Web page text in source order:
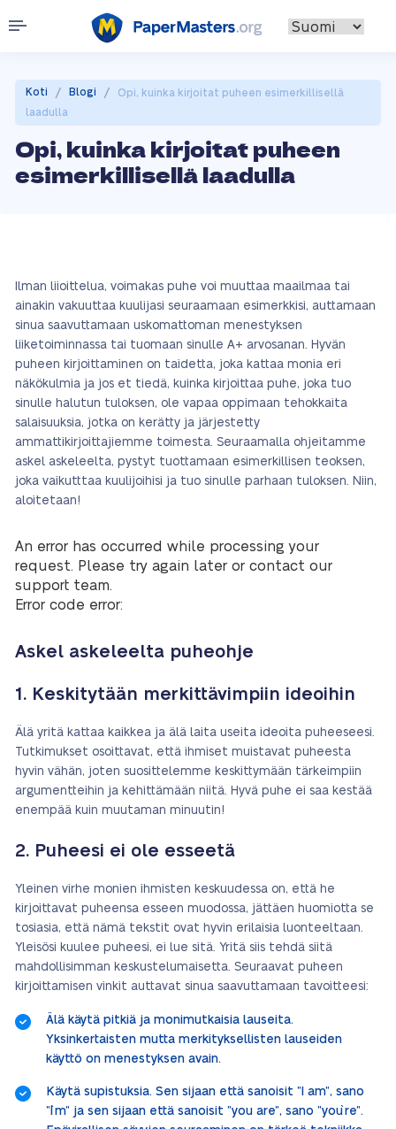
Koti / Blogi /
Opi, kuinka kirjoitat puheen esimerkillisellä
laadulla
Opi, kuinka kirjoitat puheen
esimerkillisellä laadulla
Ilman liioittelua, voimakas puhe voi muuttaa maailmaa tai
ainakin vakuuttaa kuulijasi seuraamaan esimerkkisi, auttamaan
sinua saavuttamaan uskomattoman menestyksen
liiketoiminnassa tai tuomaan sinulle A+ arvosanan. Hyvän
puheen kirjoittaminen on taidetta, joka kattaa monia eri
näkökulmia ja jos et tiedä, kuinka kirjoittaa puhe, joka tuo
sinulle halutun tuloksen, ole vapaa oppimaan tehokkaita
salaisuuksia, jotka on kerätty ja järjestetty
ammattikirjoittajiemme toimesta. Seuraamalla ohjeitamme
askel askeleelta, pystyt tuottamaan esimerkillisen teoksen,
joka vaikutttaa kuulijoihisi ja tuo sinulle parhaan tuloksen. Niin,
aloitetaan!
An error has occurred while processing your
request. Please try again later or contact our
support team.
Error code error:
Askel askeleelta puheohje
1. Keskitytään merkittävimpiin ideoihin
Älä yritä kattaa kaikkea ja älä laita useita ideoita puheeseesi.
Tutkimukset osoittavat, että ihmiset muistavat puheesta
hyvin vähän, joten suosittelemme keskittymään tärkeimpiin
argumentteihin ja kehittämään niitä. Hyvä puhe ei saa kestää
enempää kuin muutaman minuutin!
2. Puheesi ei ole esseetä
Yleinen virhe monien ihmisten keskuudessa on, että he
kirjoittavat puheensa esseen muodossa, jättäen huomiotta se
tosiasia, että nämä tekstit ovat hyvin erilaisia luonteeltaan.
Yleisösi kuulee puheesi, ei lue sitä. Yritä siis tehdä siitä
mahdollisimman keskustelumaisetta. Seuraavat puheen
kirjoittamisen vinkit auttavat sinua saavuttamaan tavoitteesi:
Älä käytä pitkiä ja monimutkaisia lauseita.
Yksinkertaisten mutta merkityksellisten lauseiden
käyttö on menestyksen avain.
Käytä supistuksia. Sen sijaan että sanoisit ”I am”, sano
”I`m” ja sen sijaan että sanoisit ”you are”, sano ”you`re”.